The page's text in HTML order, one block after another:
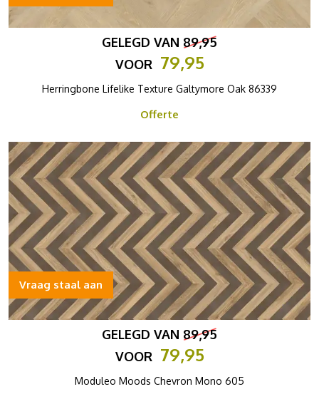
GELEGD VAN 89,95
VOOR 79,95
Herringbone Lifelike Texture Galtymore Oak 86339
Offerte
GELEGD VAN 89,95
VOOR 79,95
Moduleo Moods Chevron Mono 605
Vraag staal aan